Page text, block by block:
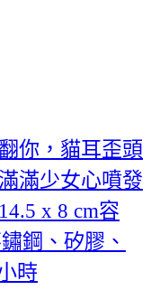
你，貓耳歪頭
滿少女心噴發
x 8 cm容
鋼、矽膠、
時